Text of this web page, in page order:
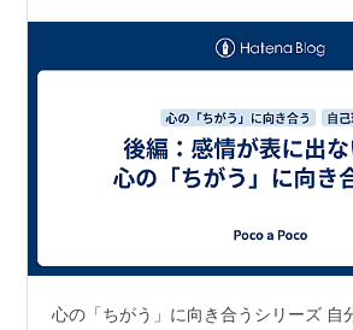
心の「ちがう」に向き合うシリーズ 自